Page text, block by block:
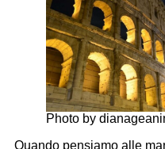
Photo by
Quando pensiamo alle